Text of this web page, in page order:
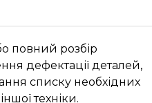
повний розбір
дефектації деталей,
списку необхідних
техніки.